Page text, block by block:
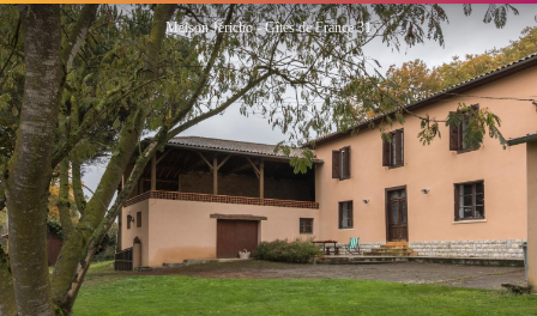
Maison Jéricho - Gîtes de France 31